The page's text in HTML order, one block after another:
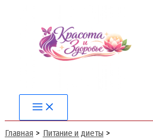
содержимому
Main
Menu
Главная
Питание и диеты